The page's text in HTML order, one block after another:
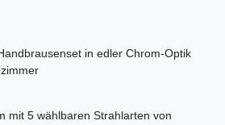
in edler Chrom-Optik
mit 5 wählbaren Strahlarten von